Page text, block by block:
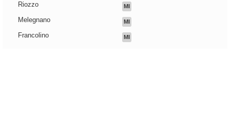
Riozzo MI
Melegnano MI
Francolino MI